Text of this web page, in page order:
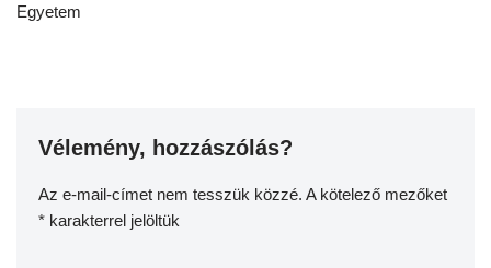
Egyetem
Vélemény, hozzászólás?
Az e-mail-címet nem tesszük közzé. A kötelező mezőket
* karakterrel jelöltük